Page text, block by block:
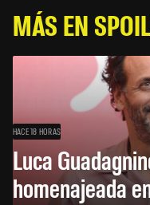
MÁS EN
HACE 18 HORAS
Luca
homenajeada